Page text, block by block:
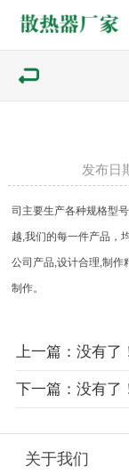
发布日
司主要生产各种规格型
越,我们的每一件产品，
公司产品,设计合理,制作
制作。
上一篇：没有了
下一篇：没有了
关于我们